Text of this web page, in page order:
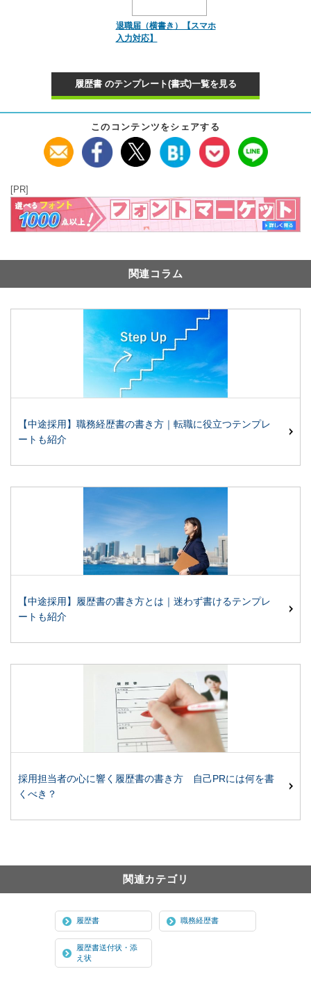
退職届（横書き）【スマホ
入力対応】
履歴書 のテンプレート(書式)一覧を見る
このコンテンツをシェアする
[PR]
関連コラム
【中途採用】職務経歴書の書き方｜転職に役立つテンプレ
ートも紹介
【中途採用】履歴書の書き方とは｜迷わず書けるテンプレ
ートも紹介
採用担当者の心に響く履歴書の書き方 自己PRには何を書
くべき？
関連カテゴリ
履歴書 職務経歴書
履歴書送付状・添
え状